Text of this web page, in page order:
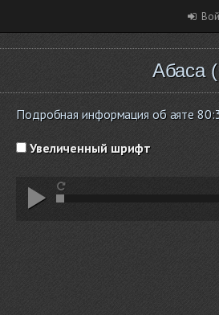
Абаса
Подробная информация об аяте
Увеличенный шрифт